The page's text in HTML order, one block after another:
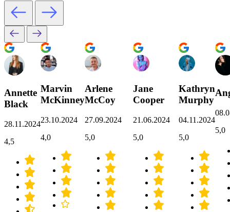
Annette
Black
28.11.2024
4,5
Marvin
McKinney
23.10.2024
4,0
Arlene
McCoy
27.09.2024
5,0
Jane
Cooper
21.06.2024
5,0
Kathryn
Murphy
04.11.2024
5,0
5,0